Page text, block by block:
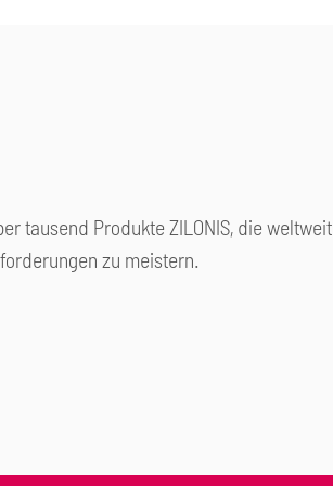
tausend Produkte ZILONIS, die weltweit
zu meistern.